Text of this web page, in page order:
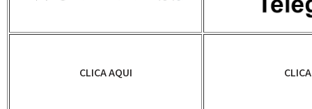
CLICA AQUI